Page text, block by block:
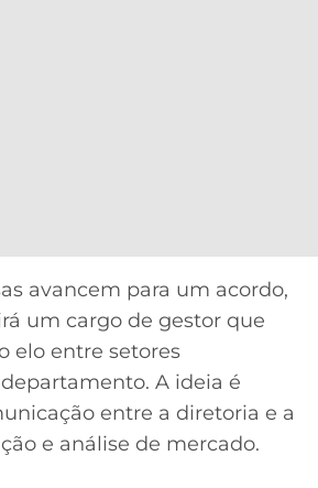
avancem para um acordo,
um cargo de gestor que
elo entre setores
A ideia é
entre a diretoria e a
e análise de mercado.